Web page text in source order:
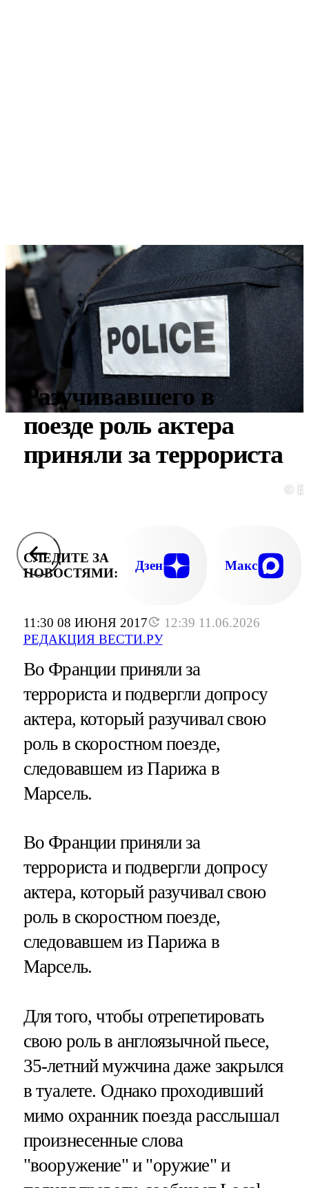
11:30 08 ИЮНЯ 2017
12:39 11.06.2026
РЕДАКЦИЯ ВЕСТИ.РУ
Разучивавшего в
поезде роль актера
приняли за террориста
©
СЛЕДИТЕ ЗА
НОВОСТЯМИ:
Дзен Макс
Во Франции приняли за
террориста и подвергли допросу
актера, который разучивал свою
роль в скоростном поезде,
следовавшем из Парижа в
Марсель.
Во Франции приняли за
террориста и подвергли допросу
актера, который разучивал свою
роль в скоростном поезде,
следовавшем из Парижа в
Марсель.
Для того, чтобы отрепетировать
свою роль в англоязычной пьесе,
35-летний мужчина даже закрылся
в туалете. Однако проходивший
мимо охранник поезда расслышал
произнесенные слова
"вооружение" и "оружие" и